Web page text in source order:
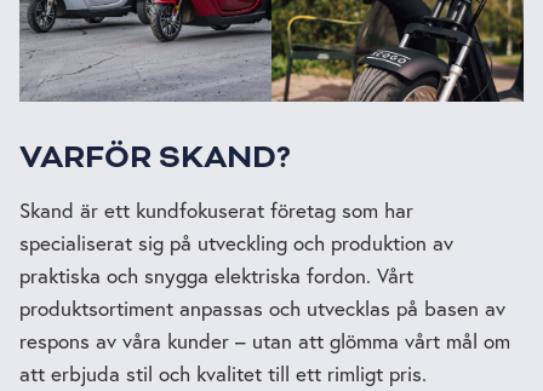
VARFÖR SKAND?
Skand är ett kundfokuserat företag som har
specialiserat sig på utveckling och produktion av
praktiska och snygga elektriska fordon. Vårt
produktsortiment anpassas och utvecklas på basen av
respons av våra kunder – utan att glömma vårt mål om
att erbjuda stil och kvalitet till ett rimligt pris.